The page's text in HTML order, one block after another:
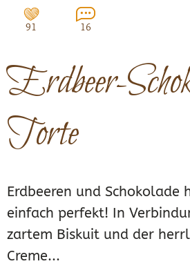
91 16
Erdbeer-
Torte
Erdbeeren und Schokolade
einfach perfekt! In
zartem Biskuit und der
Creme...